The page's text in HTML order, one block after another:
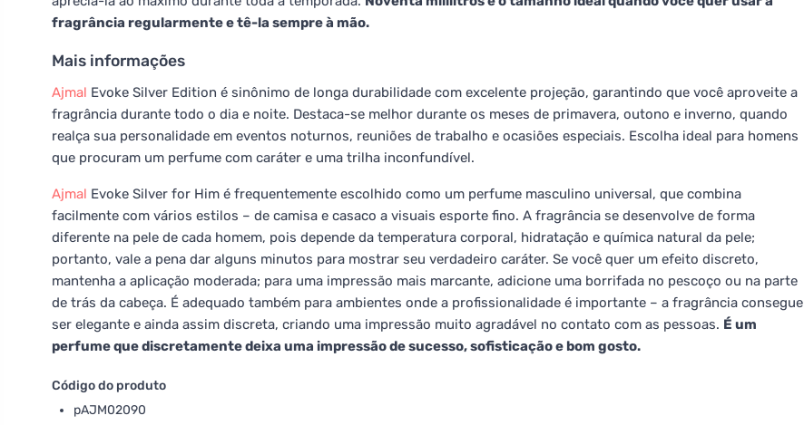
fragrância regularmente e tê-la sempre à mão.
Mais informações
Ajmal Evoke Silver Edition é sinônimo de longa durabilidade com excelente projeção, garantindo que você aproveite a
fragrância durante todo o dia e noite. Destaca-se melhor durante os meses de primavera, outono e inverno, quando
realça sua personalidade em eventos noturnos, reuniões de trabalho e ocasiões especiais. Escolha ideal para homens
que procuram um perfume com caráter e uma trilha inconfundível.
Ajmal Evoke Silver for Him é frequentemente escolhido como um perfume masculino universal, que combina
facilmente com vários estilos – de camisa e casaco a visuais esporte fino. A fragrância se desenvolve de forma
diferente na pele de cada homem, pois depende da temperatura corporal, hidratação e química natural da pele;
portanto, vale a pena dar alguns minutos para mostrar seu verdadeiro caráter. Se você quer um efeito discreto,
mantenha a aplicação moderada; para uma impressão mais marcante, adicione uma borrifada no pescoço ou na parte
de trás da cabeça. É adequado também para ambientes onde a profissionalidade é importante – a fragrância consegue
ser elegante e ainda assim discreta, criando uma impressão muito agradável no contato com as pessoas. É um
perfume que discretamente deixa uma impressão de sucesso, sofisticação e bom gosto.
Código do produto
pAJM02090